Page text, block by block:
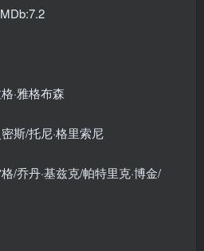
雅格布森
/托尼·格里索尼
丹·基兹克/帕特里克·博金/